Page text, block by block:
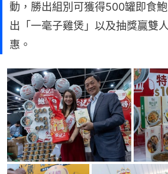
動，勝出組別可獲得500罐即食
出「一毫子雞煲」以及抽獎贏雙
惠。